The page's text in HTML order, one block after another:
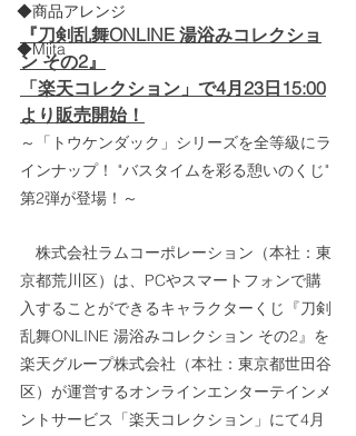
◆商品アレンジ
◆Miita
『刀剣乱舞ONLINE 湯浴みコレクショ
ン その2』
「楽天コレクション」で4月23日15:00
より販売開始！
～「トウケンダック」シリーズを全等級にラ
インナップ！ "バスタイムを彩る憩いのくじ"
第2弾が登場！～
株式会社ラムコーポレーション（本社：東
京都荒川区）は、PCやスマートフォンで購
入することができるキャラクターくじ『刀剣
乱舞ONLINE 湯浴みコレクション その2』を
楽天グループ株式会社（本社：東京都世田谷
区）が運営するオンラインエンターテインメ
ントサービス「楽天コレクション」にて4月